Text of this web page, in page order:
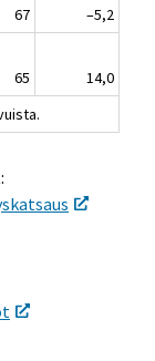
67
–5,2
65
14,0